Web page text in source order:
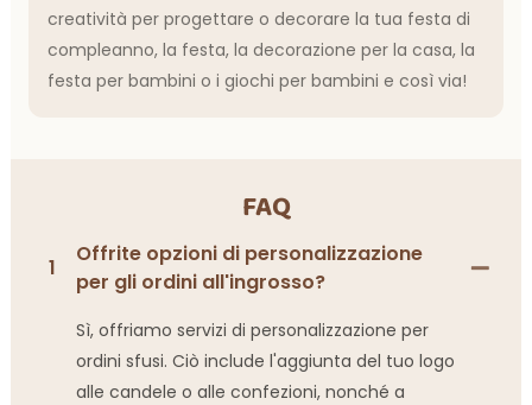
creatività per progettare o decorare la tua festa di
compleanno, la festa, la decorazione per la casa, la
festa per bambini o i giochi per bambini e così via!
FAQ
1
Offrite opzioni di personalizzazione
per gli ordini all'ingrosso?
Sì, offriamo servizi di personalizzazione per
ordini sfusi. Ciò include l'aggiunta del tuo logo
alle candele o alle confezioni, nonché a